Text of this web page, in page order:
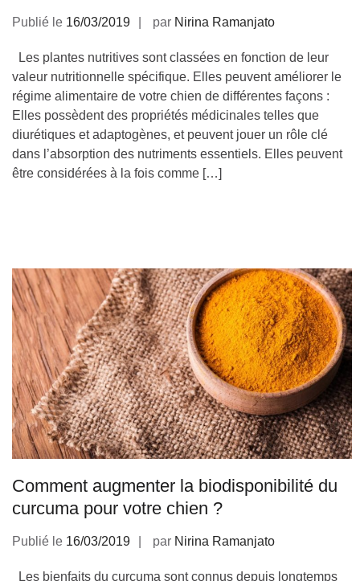
Publié le 16/03/2019 par Nirina Ramanjato
Les plantes nutritives sont classées en fonction de leur
valeur nutritionnelle spécifique. Elles peuvent améliorer le
régime alimentaire de votre chien de différentes façons :
Elles possèdent des propriétés médicinales telles que
diurétiques et adaptogènes, et peuvent jouer un rôle clé
dans l’absorption des nutriments essentiels. Elles peuvent
être considérées à la fois comme […]
Comment augmenter la biodisponibilité du
curcuma pour votre chien ?
Publié le 16/03/2019 par Nirina Ramanjato
Les bienfaits du curcuma sont connus depuis longtemps